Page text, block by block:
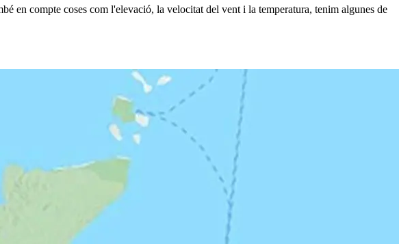
en compte coses com l'elevació, la velocitat del vent i la temperatura, tenim algunes de